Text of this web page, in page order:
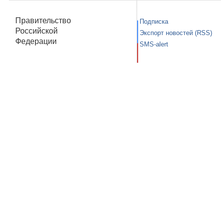
Правительство
Российской
Федерации
Подписка
Экспорт новостей (RSS)
SMS-alert